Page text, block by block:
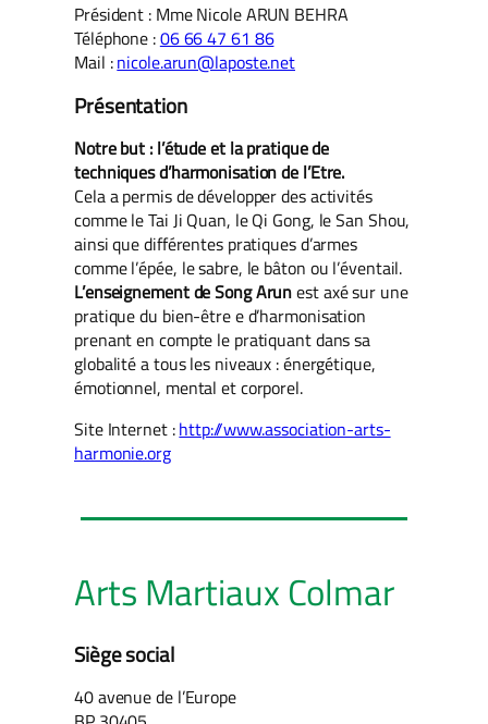
Président : Mme Nicole ARUN BEHRA
Téléphone :06 66 47 61 86
Mail :nicole.arun@laposte.net
Présentation
Notre but : l’étude et la pratique de
techniques d’harmonisation de l’Etre.
Cela a permis de développer des activités
comme le Tai Ji Quan, le Qi Gong, le San Shou,
ainsi que différentes pratiques d’armes
comme l’épée, le sabre, le bâton ou l’éventail.
L’enseignement de Song Arunest axé sur une
pratique du bien-être e d’harmonisation
prenant en compte le pratiquant dans sa
globalité a tous les niveaux : énergétique,
émotionnel, mental et corporel.
Site Internet :http://www.association-arts-
harmonie.org
Arts Martiaux Colmar
Siège social
40 avenue de l’Europe